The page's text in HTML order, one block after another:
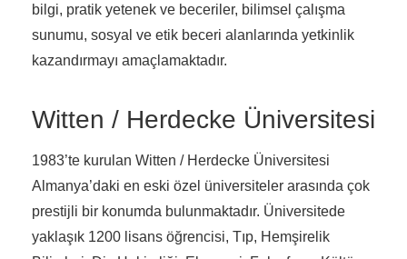
bilgi, pratik yetenek ve beceriler, bilimsel çalışma
sunumu, sosyal ve etik beceri alanlarında yetkinlik
kazandırmayı amaçlamaktadır.
Witten / Herdecke Üniversitesi
1983’te kurulan Witten / Herdecke Üniversitesi
Almanya’daki en eski özel üniversiteler arasında çok
prestijli bir konumda bulunmaktadır. Üniversitede
yaklaşık 1200 lisans öğrencisi, Tıp, Hemşirelik